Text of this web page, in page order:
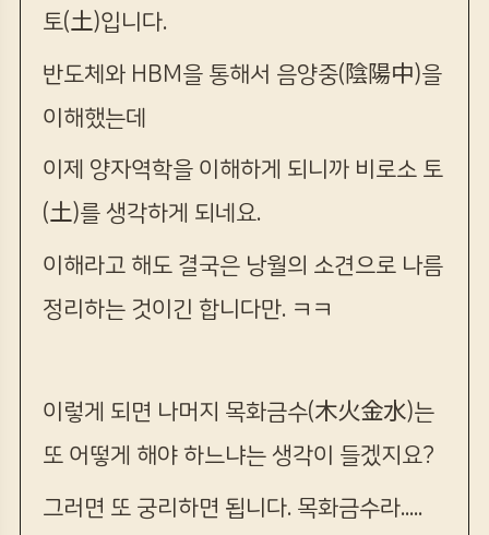
토(土)입니다.
반도체와 HBM을 통해서 음양중(陰陽中)을
이해했는데
이제 양자역학을 이해하게 되니까 비로소 토
(土)를 생각하게 되네요.
이해라고 해도 결국은 낭월의 소견으로 나름
정리하는 것이긴 합니다만. ㅋㅋ
이렇게 되면 나머지 목화금수(木火金水)는
또 어떻게 해야 하느냐는 생각이 들겠지요?
그러면 또 궁리하면 됩니다. 목화금수라.....